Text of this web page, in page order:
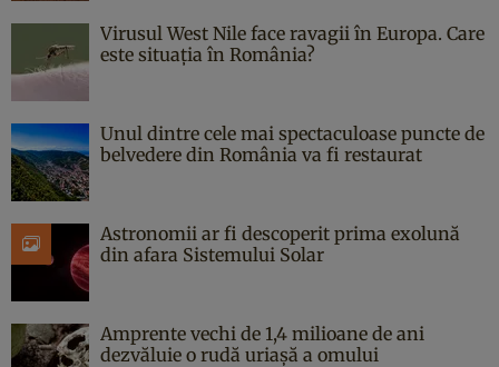
Virusul West Nile face ravagii în Europa. Care
este situația în România?
Unul dintre cele mai spectaculoase puncte de
belvedere din România va fi restaurat
Astronomii ar fi descoperit prima exolună
din afara Sistemului Solar
Amprente vechi de 1,4 milioane de ani
dezvăluie o rudă uriașă a omului